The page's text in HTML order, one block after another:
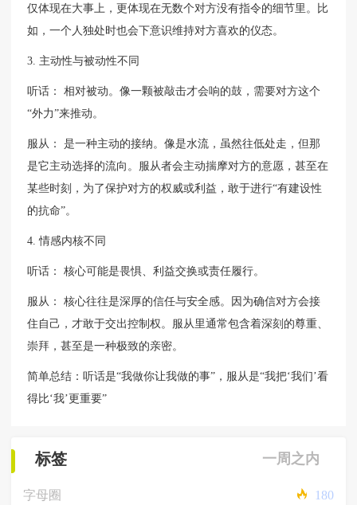
仅体现在大事上，更体现在无数个对方没有指令的细节里。比
如，一个人独处时也会下意识维持对方喜欢的仪态。
3. 主动性与被动性不同
听话： 相对被动。像一颗被敲击才会响的鼓，需要对方这个
“外力”来推动。
服从： 是一种主动的接纳。像是水流，虽然往低处走，但那
是它主动选择的流向。服从者会主动揣摩对方的意愿，甚至在
某些时刻，为了保护对方的权威或利益，敢于进行“有建设性
的抗命”。
4. 情感内核不同
听话： 核心可能是畏惧、利益交换或责任履行。
服从： 核心往往是深厚的信任与安全感。因为确信对方会接
住自己，才敢于交出控制权。服从里通常包含着深刻的尊重、
崇拜，甚至是一种极致的亲密。
简单总结：听话是“我做你让我做的事”，服从是“我把‘我们’看
得比‘我’更重要”
标签 一周之内
字母圈 180